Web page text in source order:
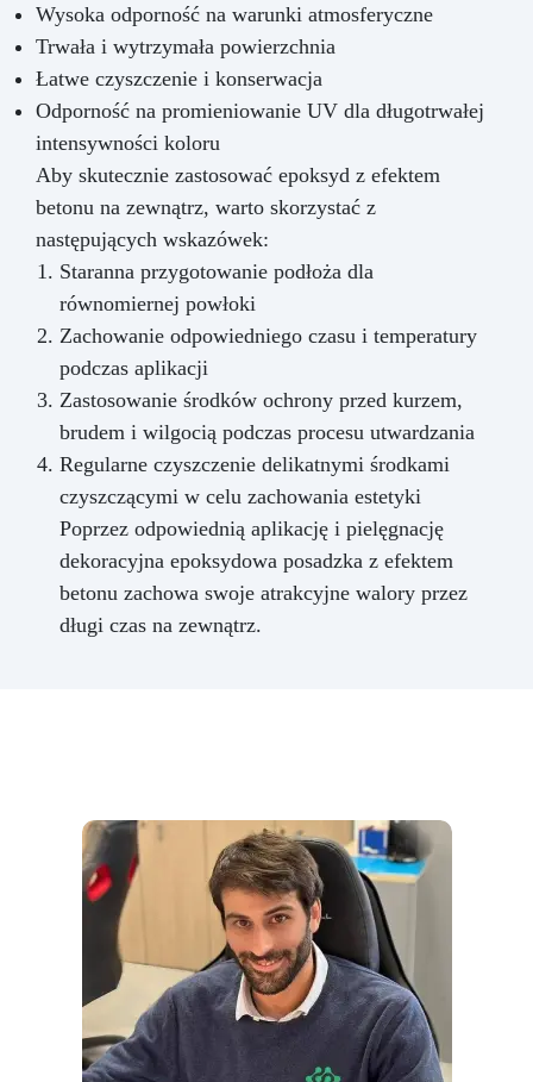
Wysoka odporność na warunki atmosferyczne
Trwała i wytrzymała powierzchnia
Łatwe czyszczenie i konserwacja
Odporność na promieniowanie UV dla długotrwałej
intensywności koloru
Aby skutecznie zastosować epoksyd z efektem
betonu na zewnątrz, warto skorzystać z
następujących wskazówek:
Staranna przygotowanie podłoża dla
równomiernej powłoki
Zachowanie odpowiedniego czasu i temperatury
podczas aplikacji
Zastosowanie środków ochrony przed kurzem,
brudem i wilgocią podczas procesu utwardzania
Regularne czyszczenie delikatnymi środkami
czyszczącymi w celu zachowania estetyki
Poprzez odpowiednią aplikację i pielęgnację
dekoracyjna epoksydowa posadzka z efektem
betonu zachowa swoje atrakcyjne walory przez
długi czas na zewnątrz.